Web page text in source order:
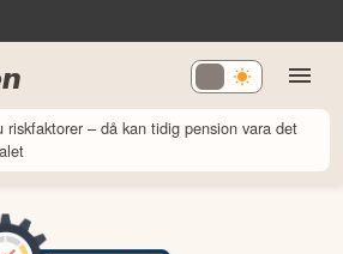
riskfaktorer – då kan tidig pension vara det